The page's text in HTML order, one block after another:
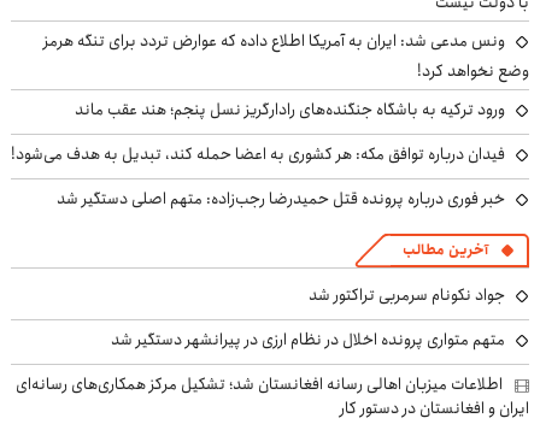
ونس مدعی شد: ایران به آمریکا اطلاع داده که عوارض تردد برای تنگه هرمز
وضع نخواهد کرد!
ورود ترکیه به باشگاه جنگنده‌های رادارگریز نسل پنجم؛ هند عقب ماند
فیدان درباره توافق مکه: هر کشوری به اعضا حمله کند، تبدیل به هدف می‌شود!
خبر فوری درباره پرونده قتل حمیدرضا رجب‌زاده: متهم اصلی دستگیر شد
آخرین مطالب
جواد نکونام سرمربی تراکتور شد
متهم متواری پرونده اخلال در نظام ارزی در پیرانشهر دستگیر شد
اطلاعات میزبان اهالی رسانه افغانستان شد؛ تشکیل مرکز همکاری‌های رسانه‌ای
ایران و افغانستان در دستور کار